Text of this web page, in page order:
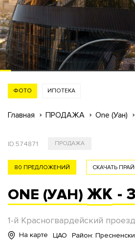
ФОТО ИПОТЕКА
Главная ПРОДАЖА One (Уан)
ID:574871 ПРОДАЖА
СКАЧАТЬ
80 ПРЕДЛОЖЕНИЙ
ONE (УАН) ЖК -
1-й Красногвардейский
На карте ЦАО Район: